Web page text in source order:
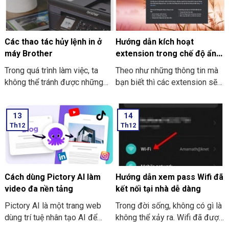
thế nào? Nếu bạn chưa biết thì
cùng Thiên Sơn Computer tìm
hiểu nhé.
cách làm sau nhé.
Các thao tác hủy lệnh in ở
máy Brother
Trong quá trình làm việc, ta
không thể tránh được những
Sẽ có lúc bạn lỡ tay nhấn in
nhầm, nhấn nhầm file hay là lỡ
tay nhấn chọn in ra nhiều bản
hơn. Các thao tác hủy lệnh in ở
máy Brother là hủy, không cần
in thêm tài liệu tiếp nữa. Và
việc thực hiện hủy lệnh in là
điều tốt nhất nhằm tránh sự
lãng phí thời gian.
Hướng dẫn kích hoạt
extension trong chế độ ẩn
danh ở Google Chrome
Theo như những thông tin mà
bạn biết thì các extension sẽ
tab ẩn danh ở trên Google
Chrome. Trong bài viết này
THIÊN SƠN COMPUTER sẽ
chỉ cho bạn cách kích hoạt
extension nhé.
13
Th12
Cách dùng Pictory AI làm
video đa nền tảng
Pictory AI là một trang web
dùng trí tuệ nhân tạo AI để
14
Th12
Hướng dẫn xem pass Wifi đã
kết nối tại nhà dễ dàng
Trong đời sống, không có gì là
không thể xảy ra. Wifi đã được